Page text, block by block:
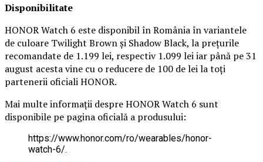
Disponibilitate
HONOR Watch 6 este disponibil în România în variantele
de culoare Twilight Brown și Shadow Black, la prețurile
recomandate de 1.199 lei, respectiv 1.099 lei iar până pe 31
august acesta vine cu o reducere de 100 de lei la toți
partenerii oficiali HONOR.
Mai multe informații despre HONOR Watch 6 sunt
disponibile pe pagina oficială a produsului:
https://www.honor.com/ro/wearables/honor-
watch-6/.